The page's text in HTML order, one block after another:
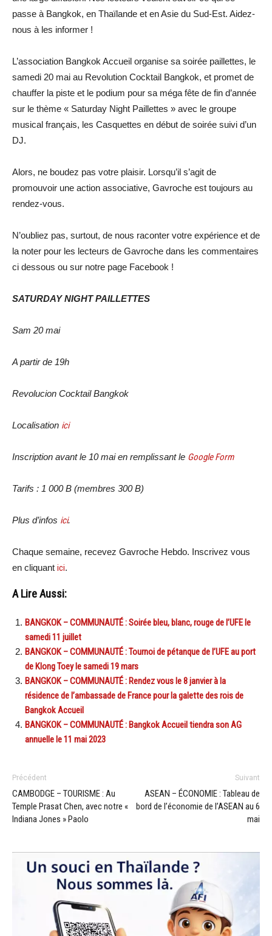
passe à Bangkok, en Thaïlande et en Asie du Sud-Est. Aidez-
nous à les informer !
L’association Bangkok Accueil organise sa soirée paillettes, le
samedi 20 mai au Revolution Cocktail Bangkok, et promet de
chauffer la piste et le podium pour sa méga fête de fin d’année
sur le thème « Saturday Night Paillettes » avec le groupe
musical français, les Casquettes en début de soirée suivi d’un
DJ.
Alors, ne boudez pas votre plaisir. Lorsqu’il s’agit de
promouvoir une action associative, Gavroche est toujours au
rendez-vous.
N’oubliez pas, surtout, de nous raconter votre expérience et de
la noter pour les lecteurs de Gavroche dans les commentaires
ci dessous ou sur notre page Facebook !
SATURDAY NIGHT PAILLETTES
Sam 20 mai
A partir de 19h
Revolucion Cocktail Bangkok
Localisation ici
Inscription avant le 10 mai en remplissant le Google Form
Tarifs : 1 000 B (membres 300 B)
Plus d’infos ici.
Chaque semaine, recevez Gavroche Hebdo. Inscrivez vous
en cliquant ici.
A Lire Aussi:
BANGKOK – COMMUNAUTÉ : Soirée bleu, blanc, rouge de l’UFE le
samedi 11 juillet
BANGKOK – COMMUNAUTÉ : Tournoi de pétanque de l’UFE au port
de Klong Toey le samedi 19 mars
BANGKOK – COMMUNAUTÉ : Rendez vous le 8 janvier à la
résidence de l’ambassade de France pour la galette des rois de
Bangkok Accueil
BANGKOK – COMMUNAUTÉ : Bangkok Accueil tiendra son AG
annuelle le 11 mai 2023
Précédent
CAMBODGE – TOURISME : Au
Temple Prasat Chen, avec notre «
Indiana Jones » Paolo
Suivant
ASEAN – ÉCONOMIE : Tableau de
bord de l’économie de l’ASEAN au 6
mai